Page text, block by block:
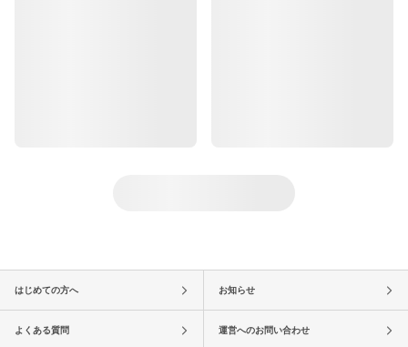
はじめての方へ お知らせ
よくある質問 運営へのお問い合わせ